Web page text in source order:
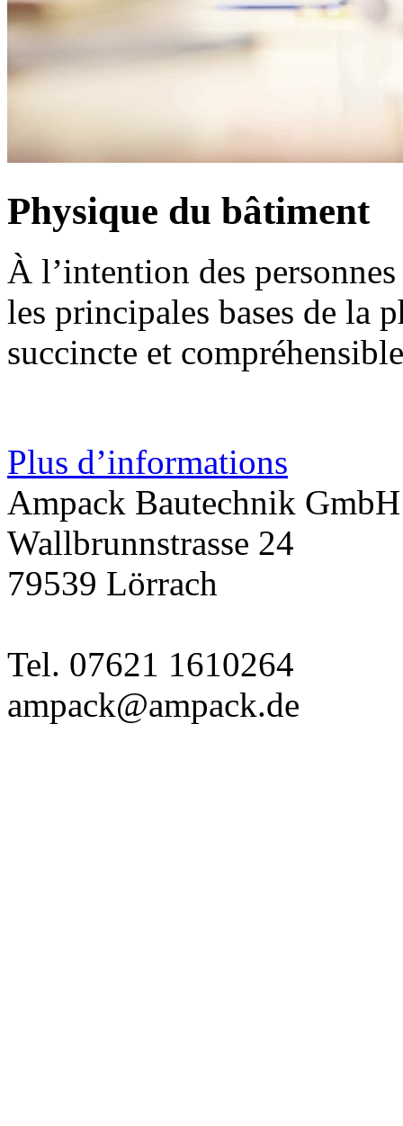
Physique du bâtiment
À l’intention des
les principales bases de la
succincte et
Plus d’informations
Ampack Bautechnik GmbH
Wallbrunnstrasse 24
79539 Lörrach
Tel. 07621 1610264
ampack@ampack.de